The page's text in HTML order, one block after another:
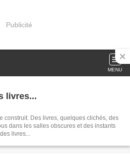
Publicité
MENU
livres...
construit. Des livres, quelques clichés, des
dans les salles obscures et des instants
livres...